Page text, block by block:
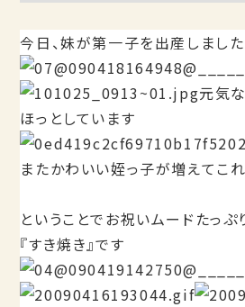
今日、妹が第一子を出産しました
元気
ほっとしています
またかわいい姪っ子が増えてこ
ということでお祝いムードたっ
『すき焼き』です